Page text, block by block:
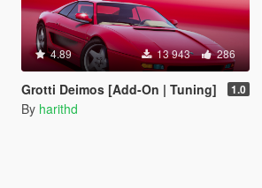
4.89 13 943 286
Grotti Deimos [Add-On | Tuning] 1.0
By harithd